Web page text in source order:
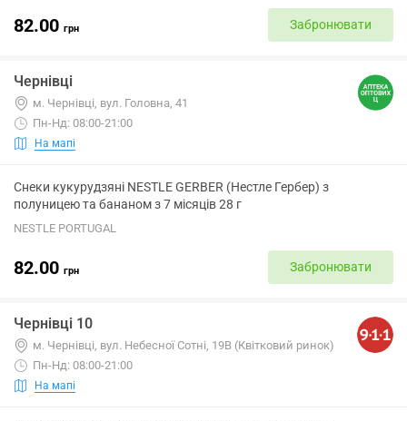
82.00 грн Забронювати
Чернівці
м. Чернівці, вул. Головна, 41
Пн-Нд: 08:00-21:00
На мапі
Снеки кукурудзяні NESTLE GERBER (Нестле Гербер) з
полуницею та бананом з 7 місяців 28 г
NESTLE PORTUGAL
82.00 грн Забронювати
Чернівці 10
м. Чернівці, вул. Небесної Сотні, 19В (Квітковий ринок)
Пн-Нд: 08:00-21:00
На мапі